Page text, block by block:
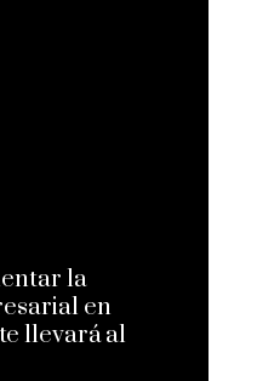
la
en
llevará al